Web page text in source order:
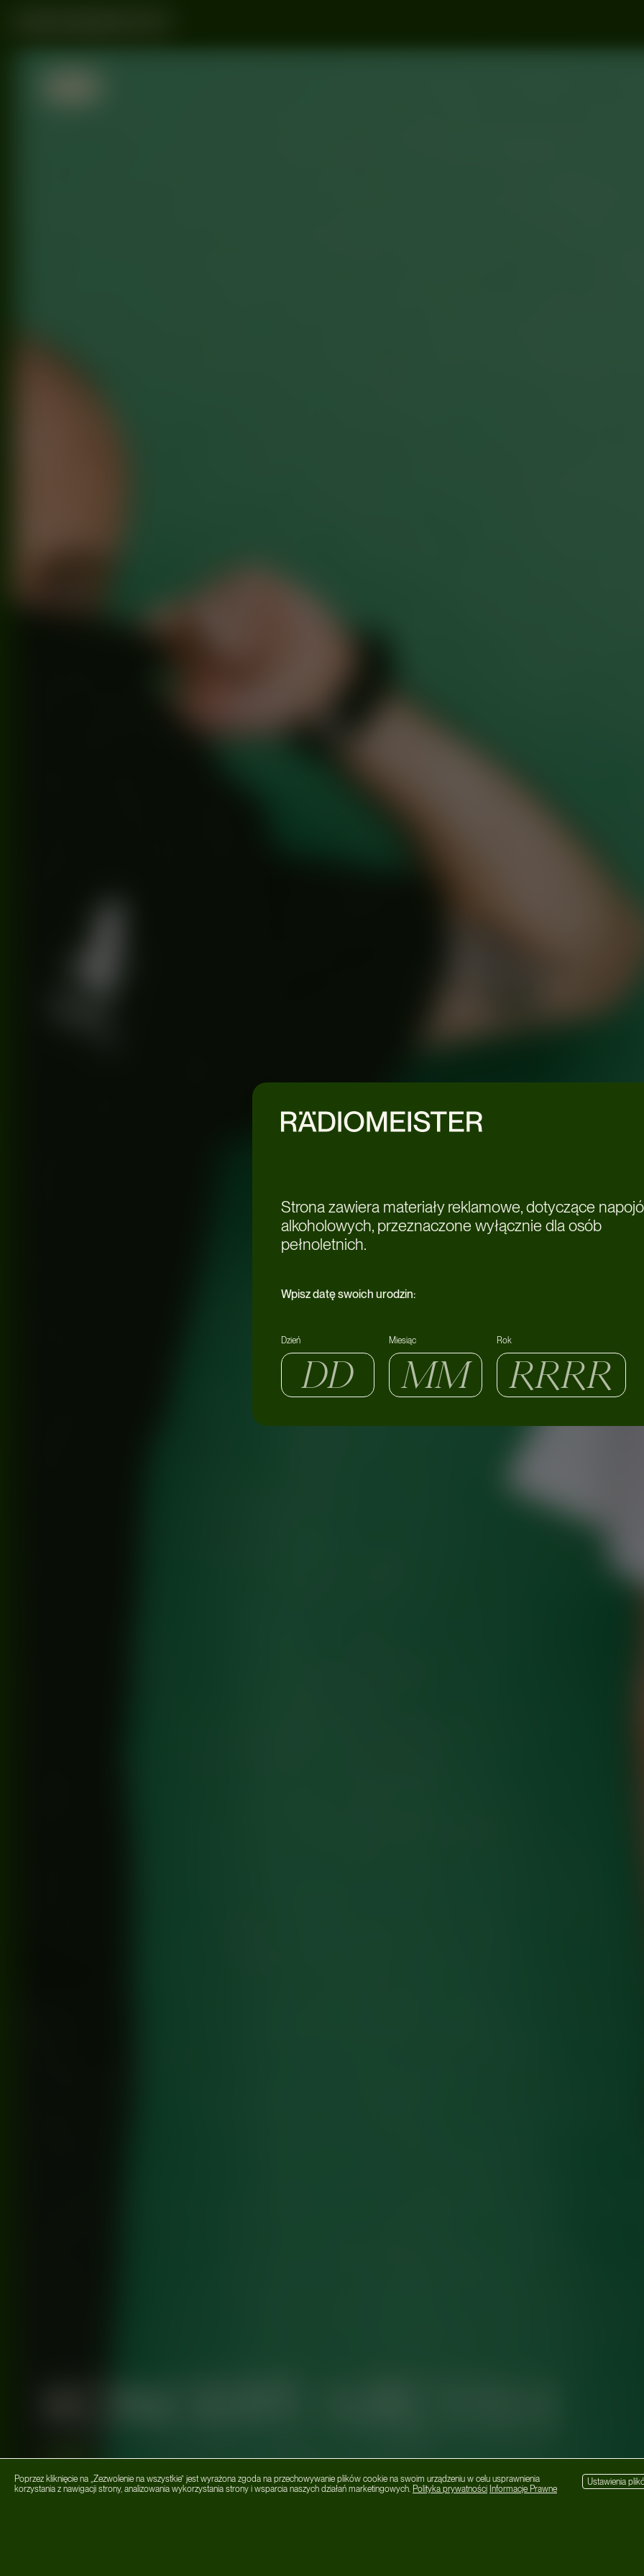
Strona zawiera materiały reklamowe, dotyczące
alkoholowych, przeznaczone wyłącznie dla osób
pełnoletnich.
Wpisz datę swoich urodzin:
Dzień Miesiąc Rok
Poprzez kliknięcie na „Zezwolenie na wszystkie” jest wyrażona zgoda na przechowywanie plików cookie na swoim urządzeniu w celu usprawnienia
korzystania z nawigacji strony, analizowania wykorzystania strony i wsparcia naszych działań marketingowych. Polityka prywatności Informacje Prawne
Ustawienia
Radiomeister
wydarzenia #koncert #ktoJAGnieMY #miętha #music #StrefaJelenia #warsaw #wisła